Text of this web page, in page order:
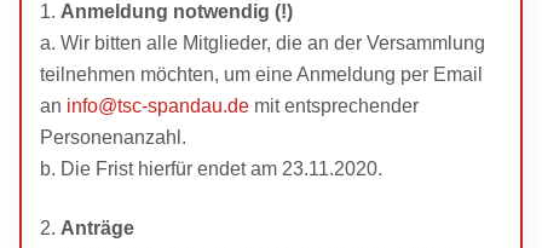
Anmeldung notwendig (!)
Wir bitten alle Mitglieder, die an der Versammlung
teilnehmen möchten, um eine Anmeldung per Email
an info@tsc-spandau.demit entsprechender
Personenanzahl.
Die Frist hierfür endet am 23.11.2020.
Anträge